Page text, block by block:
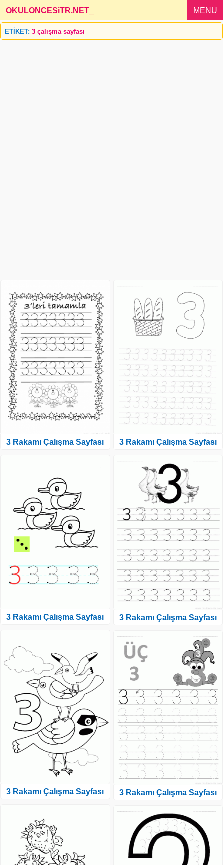
OKULONCESiTR.NET MENU
ETİKET: 3 çalışma sayfası
3 Rakamı Çalışma Sayfası
3 Rakamı Çalışma Sayfası
3 Rakamı Çalışma Sayfası
3 Rakamı Çalışma Sayfası
3 Rakamı Çalışma Sayfası
3 Rakamı Çalışma Sayfası